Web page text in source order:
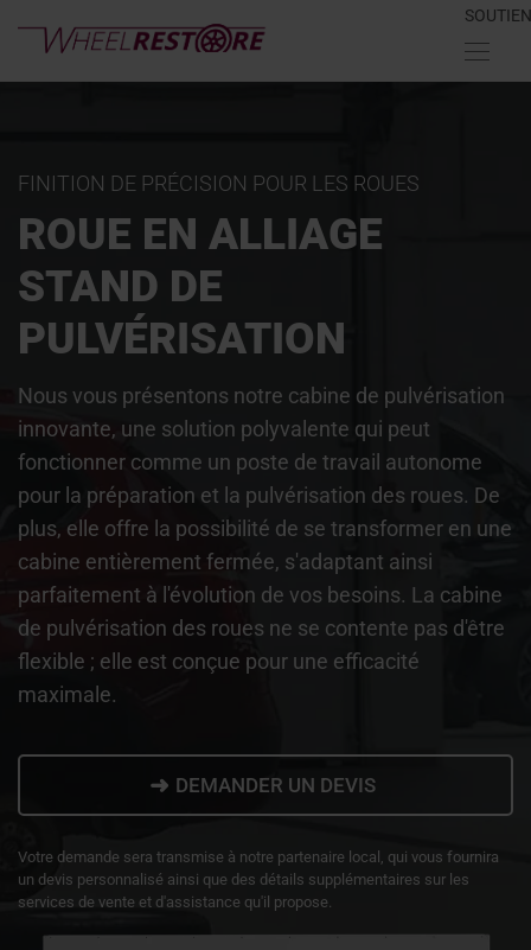
SOUTIEN
FINITION DE PRÉCISION POUR LES ROUES
ROUE EN ALLIAGE
STAND DE
PULVÉRISATION
Nous vous présentons notre cabine de pulvérisation
innovante, une solution polyvalente qui peut
fonctionner comme un poste de travail autonome
pour la préparation et la pulvérisation des roues. De
plus, elle offre la possibilité de se transformer en une
cabine entièrement fermée, s'adaptant ainsi
parfaitement à l'évolution de vos besoins. La cabine
de pulvérisation des roues ne se contente pas d'être
flexible ; elle est conçue pour une efficacité
maximale.
➜ DEMANDER UN DEVIS
Votre demande sera transmise à notre partenaire local, qui vous fournira
un devis personnalisé ainsi que des détails supplémentaires sur les
services de vente et d'assistance qu'il propose.